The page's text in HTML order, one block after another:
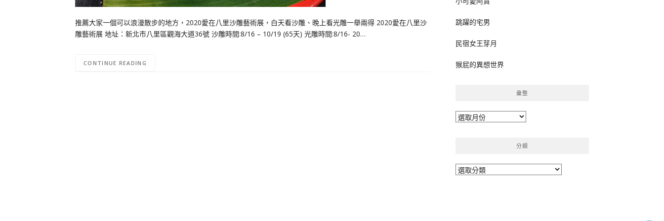
推薦大家一個可以浪漫散步的地方，2020愛在八里沙雕藝術展，白天看沙雕、晚上看光雕一舉兩得 2020愛在八里沙
雕藝術展 地址：新北市八里區觀海大道36號 沙雕時間:8/16 – 10/19 (65天) 光雕時間:8/16- 20…
CONTINUE READING
跳躍的宅男
民宿女王芽月
猴屁的異想世界
彙整
彙
分類
分